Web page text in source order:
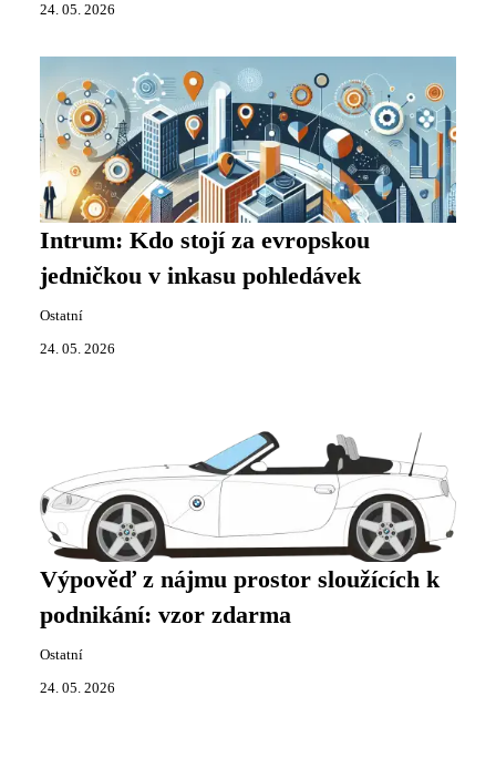
24. 05. 2026
Intrum: Kdo stojí za evropskou
jedničkou v inkasu pohledávek
Ostatní
24. 05. 2026
Výpověď z nájmu prostor sloužících k
podnikání: vzor zdarma
Ostatní
24. 05. 2026